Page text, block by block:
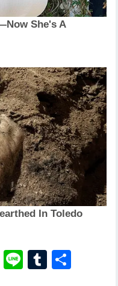
T
Li
T